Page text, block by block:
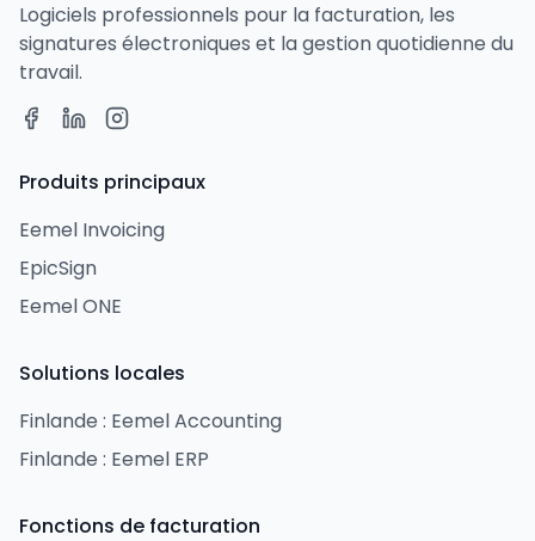
Logiciels professionnels pour la facturation, les
signatures électroniques et la gestion quotidienne du
travail.
Produits principaux
Eemel Invoicing
EpicSign
Eemel ONE
Solutions locales
Finlande : Eemel Accounting
Finlande : Eemel ERP
Fonctions de facturation